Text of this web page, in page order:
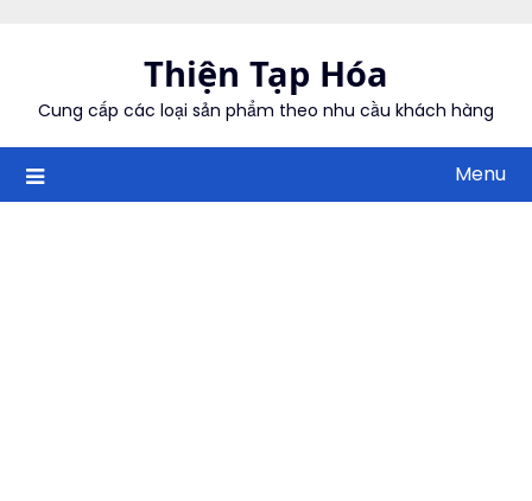
Thiện Tạp Hóa
Cung cấp các loại sản phẩm theo nhu cầu khách hàng
Menu